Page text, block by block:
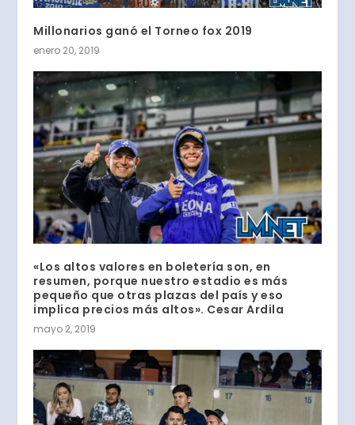
Millonarios ganó el Torneo fox 2019
enero 20, 2019
«Los altos valores en boletería son, en
resumen, porque nuestro estadio es más
pequeño que otras plazas del país y eso
implica precios más altos». Cesar Ardila
mayo 2, 2019